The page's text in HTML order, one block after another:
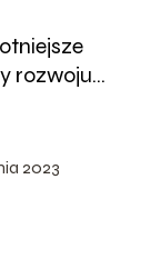
rozwoju
2023